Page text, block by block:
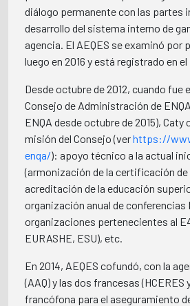
diálogo permanente con las partes
desarrollo del sistema interno de
agencia. El AEQES se examinó por
luego en 2016 y está registrado en el
Desde octubre de 2012, cuando fue
Consejo de Administración de
ENQA desde octubre de 2015), Caty
misión del Consejo (verhttps://
enqa/): apoyo técnico a la actual
(armonización de la certificación de
acreditación de la educación
organización anual de conferencias
organizaciones pertenecientes al
EURASHE, ESU), etc.
En 2014, AEQES cofundó, con la
(AAQ) y las dos francesas (HCERES
francófona para el aseguramiento